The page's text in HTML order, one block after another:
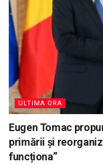
ULTIMA ORA
Eugen Tomac
primării și
funcționa”